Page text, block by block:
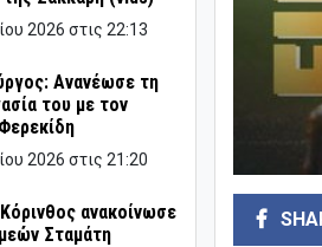
2026 στις 22:13
Ανανέωσε τη
του με τον
2026 στις 21:20
ανακοίνωσε
Σταμάτη